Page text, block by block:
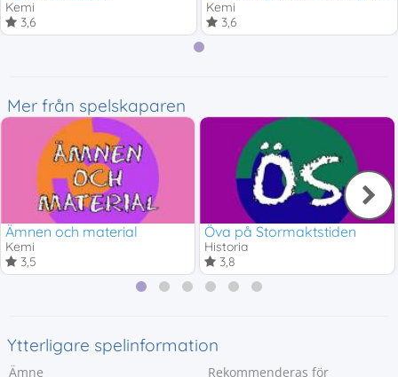
Kemi
3,6
Kemi
3,6
Mer från spelskaparen
Ämnen och material
Kemi
3,5
Öva på Stormaktstiden
Historia
3,8
Ytterligare spelinformation
Ämne Rekommenderas för